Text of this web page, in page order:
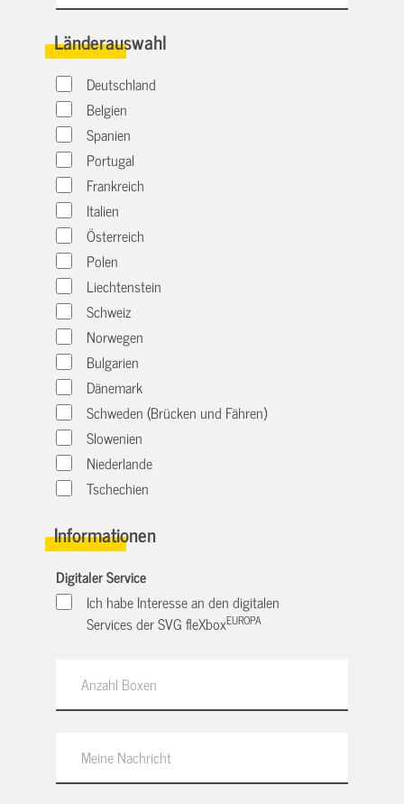
Länderauswahl
Deutschland
Belgien
Spanien
Portugal
Frankreich
Italien
Österreich
Polen
Liechtenstein
Schweiz
Norwegen
Bulgarien
Dänemark
Schweden (Brücken und Fähren)
Slowenien
Niederlande
Tschechien
Informationen
Digitaler Service
Ich habe Interesse an den digitalen
Services der SVG fleXboxEUROPA